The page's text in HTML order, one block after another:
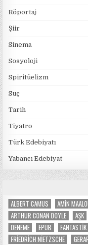
Röportaj
Şiir
Sinema
Sosyoloji
Spiritüelizm
Suç
Tarih
Tiyatro
Türk Edebiyatı
Yabancı Edebiyat
ALBERT CAMUS AMIN
ARTHUR CONAN DOYLE
AŞK
DENEME
EPUB FANTASTIK
FRIEDRICH NIETZSCHE